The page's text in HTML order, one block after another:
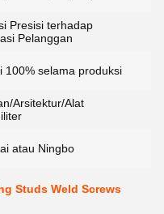
Presisi terhadap
Pelanggan
100% selama produksi
Arsitektur/Alat
atau Ningbo
Studs Weld Screws